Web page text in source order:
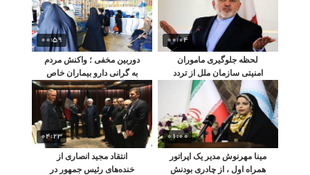
00:04
لحظه جلوگیری ماموران
امنیتی سازمان ملل از تردد
محمدجواد ظریف
00:59
دوربین مخفی ؛ واکنش مردم
به گرانی دارو بیماران خاص
در فضای مجازی
01:00
مینا مهرنوش مدیر یک اپراتور
همراه اول ، از چادری بودنش
04:23
انتقاد مجید انصاری از
خنده‌های رئیس جمهور در